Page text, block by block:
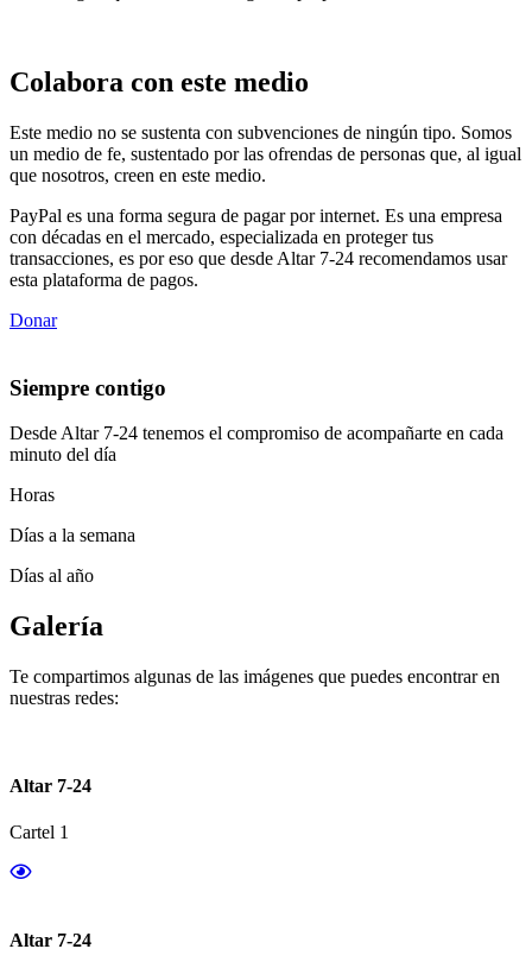
Colabora con este medio
Este medio no se sustenta con subvenciones de ningún tipo. Somos
un medio de fe, sustentado por las ofrendas de personas que, al igual
que nosotros, creen en este medio.
PayPal es una forma segura de pagar por internet. Es una empresa
con décadas en el mercado, especializada en proteger tus
transacciones, es por eso que desde Altar 7-24 recomendamos usar
esta plataforma de pagos.
Donar
Siempre contigo
Desde Altar 7-24 tenemos el compromiso de acompañarte en cada
minuto del día
Horas
Días a la semana
Días al año
Galería
Te compartimos algunas de las imágenes que puedes encontrar en
nuestras redes:
Altar 7-24
Cartel 1
Altar 7-24